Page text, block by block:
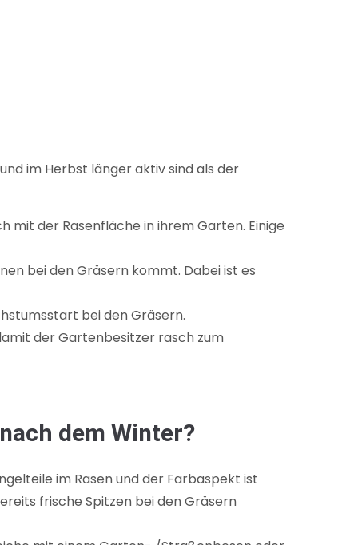
im Herbst länger aktiv sind als der
mit der Rasenfläche in ihrem Garten. Einige
bei den Gräsern kommt. Dabei ist es
bei den Gräsern.
der Gartenbesitzer rasch zum
dem Winter?
im Rasen und der Farbaspekt ist
frische Spitzen bei den Gräsern